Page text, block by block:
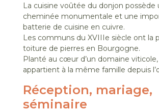
La cuisine voûtée du donjon possède
cheminée ­monumentale et une
batterie de cuisine en cuivre.
Les communs du XVIIIe siècle ont la
toiture de pierres en Bourgogne.
Planté au cœur d’un domaine
appartient à la même famille depuis
Réception, mariage,
séminaire